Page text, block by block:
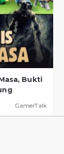
Bukti
GamerTalk